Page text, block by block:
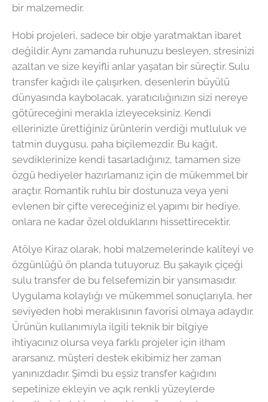
bir malzemedir.
Hobi projeleri, sadece bir obje yaratmaktan ibaret
değildir. Aynı zamanda ruhunuzu besleyen, stresinizi
azaltan ve size keyifli anlar yaşatan bir süreçtir. Sulu
transfer kağıdı ile çalışırken, desenlerin büyülü
dünyasında kaybolacak, yaratıcılığınızın sizi nereye
götüreceğini merakla izleyeceksiniz. Kendi
ellerinizle ürettiğiniz ürünlerin verdiği mutluluk ve
tatmin duygusu, paha biçilemezdir. Bu kağıt,
sevdiklerinize kendi tasarladığınız, tamamen size
özgü hediyeler hazırlamanız için de mükemmel bir
araçtır. Romantik ruhlu bir dostunuza veya yeni
evlenen bir çifte vereceğiniz el yapımı bir hediye,
onlara ne kadar özel olduklarını hissettirecektir.
Atölye Kiraz olarak, hobi malzemelerinde kaliteyi ve
özgünlüğü ön planda tutuyoruz. Bu şakayık çiçeği
sulu transfer de bu felsefemizin bir yansımasıdır.
Uygulama kolaylığı ve mükemmel sonuçlarıyla, her
seviyeden hobi meraklısının favorisi olmaya adaydır.
Ürünün kullanımıyla ilgili teknik bir bilgiye
ihtiyacınız olursa veya farklı projeler için ilham
ararsanız, müşteri destek ekibimiz her zaman
yanınızdadır. Şimdi bu eşsiz transfer kağıdını
sepetinize ekleyin ve açık renkli yüzeylerde